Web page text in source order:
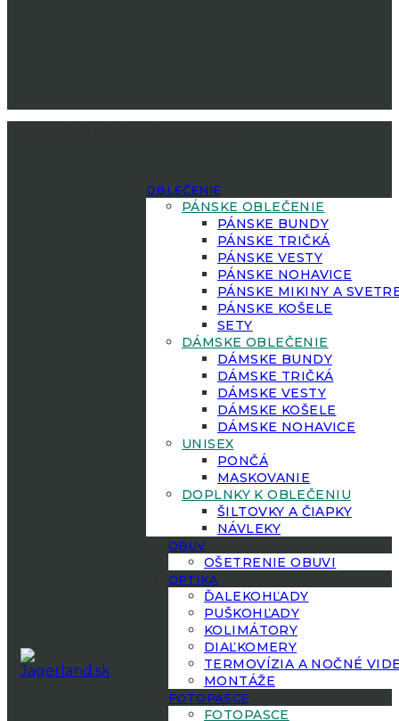
OBLEČENIE
PÁNSKE OBLEČENIE
PÁNSKE BUNDY
PÁNSKE TRIČKÁ
PÁNSKE VESTY
PÁNSKE NOHAVICE
PÁNSKE MIKINY A
PÁNSKE KOŠELE
SETY
DÁMSKE OBLEČENIE
DÁMSKE BUNDY
DÁMSKE TRIČKÁ
DÁMSKE VESTY
DÁMSKE KOŠELE
DÁMSKE NOHAVICE
UNISEX
PONČÁ
MASKOVANIE
DOPLNKY K OBLEČENIU
ŠILTOVKY A ČIAPKY
NÁVLEKY
OBUV
OŠETRENIE OBUVI
OPTIKA
ĎALEKOHĽADY
PUŠKOHĽADY
KOLIMÁTORY
DIAĽKOMERY
TERMOVÍZIA A NOČNÉ
MONTÁŽE
FOTOPASCE
FOTOPASCE